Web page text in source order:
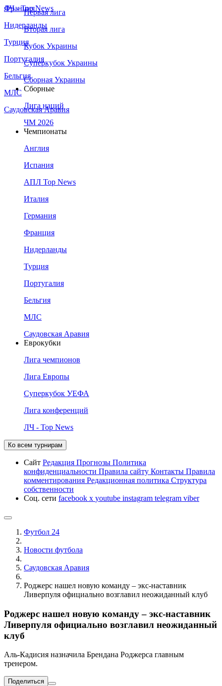
Франция
Нидерланды
Турция
Португалия
Бельгия
МЛС
Саудовская Аравия
ЛЧ - Top News
Первая лига
Вторая лига
Кубок Украины
Суперкубок Украины
Сборная Украины
Сборные
Лига наций
ЧМ 2026
Чемпионаты
Англия
Испания
АПЛ Top News
Италия
Германия
Франция
Нидерланды
Турция
Португалия
Бельгия
МЛС
Саудовская Аравия
Еврокубки
Лига чемпионов
Лига Европы
Суперкубок УЕФА
Лига конференций
ЛЧ - Top News
Ко всем турнирам
Сайт Редакция Прогнозы Политика
конфиденциальности Правила сайту Контакты Правила
комментирования Редакционная политика Структура
собственности
Соц. сети facebook x youtube instagram telegram viber
Футбол 24
Новости футбола
Саудовская Аравия
Роджерс нашел новую команду – экс-наставник
Ливерпуля официально возглавил неожиданный клуб
Роджерс нашел новую команду – экс-наставник
Ливерпуля официально возглавил неожиданный
клуб
Аль-Кадисия назначила Брендана Роджерса главным
тренером.
Поделиться